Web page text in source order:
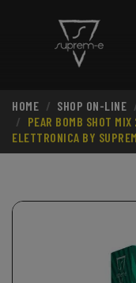
HOME SHOP ON-LINE
PEAR BOMB SHOT
ELETTRONICA BY